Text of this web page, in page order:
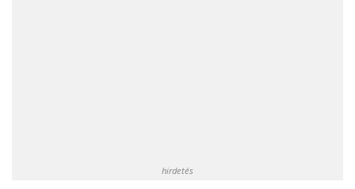
hirdetés